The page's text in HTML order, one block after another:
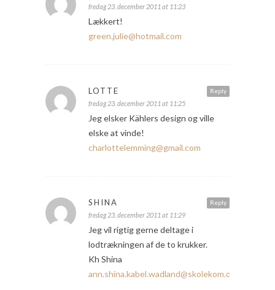
fredag 23. december 2011 at 11:23
Lækkert!
green.julie@hotmail.com
Reply
LOTTE
fredag 23. december 2011 at 11:25
Jeg elsker Kählers design og ville
elske at vinde!
charlottelemming@gmail.com
Reply
SHINA
fredag 23. december 2011 at 11:29
Jeg vil rigtig gerne deltage i
lodtrækningen af de to krukker.
Kh Shina
ann.shina.kabel.wadland@skolekom.dk